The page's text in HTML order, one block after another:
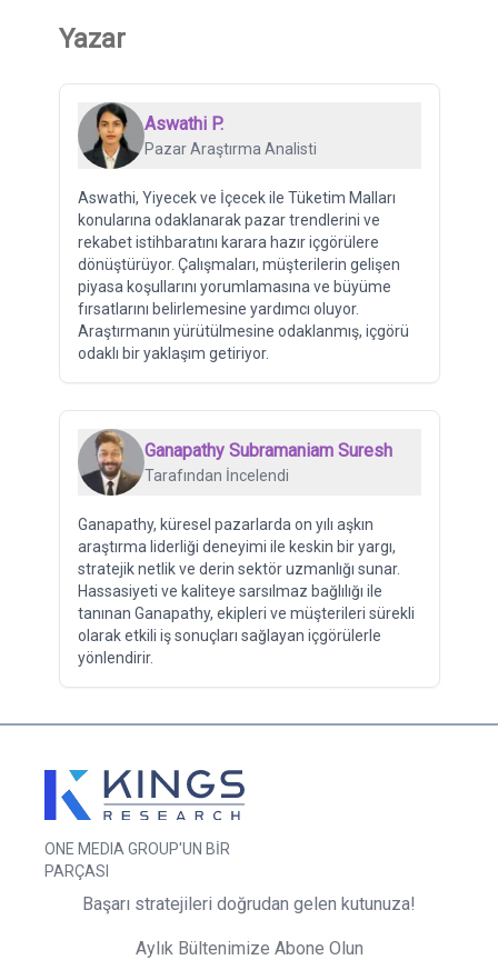
Yazar
Aswathi P.
Pazar Araştırma Analisti
Aswathi, Yiyecek ve İçecek ile Tüketim Malları
konularına odaklanarak pazar trendlerini ve
rekabet istihbaratını karara hazır içgörülere
dönüştürüyor. Çalışmaları, müşterilerin gelişen
piyasa koşullarını yorumlamasına ve büyüme
fırsatlarını belirlemesine yardımcı oluyor.
Araştırmanın yürütülmesine odaklanmış, içgörü
odaklı bir yaklaşım getiriyor.
Ganapathy Subramaniam Suresh
Tarafından İncelendi
Ganapathy, küresel pazarlarda on yılı aşkın
araştırma liderliği deneyimi ile keskin bir yargı,
stratejik netlik ve derin sektör uzmanlığı sunar.
Hassasiyeti ve kaliteye sarsılmaz bağlılığı ile
tanınan Ganapathy, ekipleri ve müşterileri sürekli
olarak etkili iş sonuçları sağlayan içgörülerle
yönlendirir.
ONE MEDIA GROUP'UN BİR
PARÇASI
Başarı stratejileri doğrudan gelen kutunuza!
Aylık Bültenimize Abone Olun